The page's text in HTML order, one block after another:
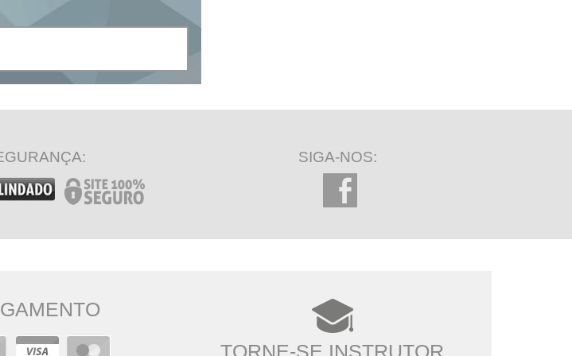
SIGA-NOS:
TORNE-SE INSTRUTOR